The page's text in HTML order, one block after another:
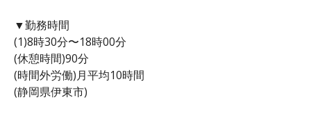
▼勤務時間
(1)8時30分〜18時00分
(休憩時間)90分
(時間外労働)月平均10時間
(静岡県伊東市)